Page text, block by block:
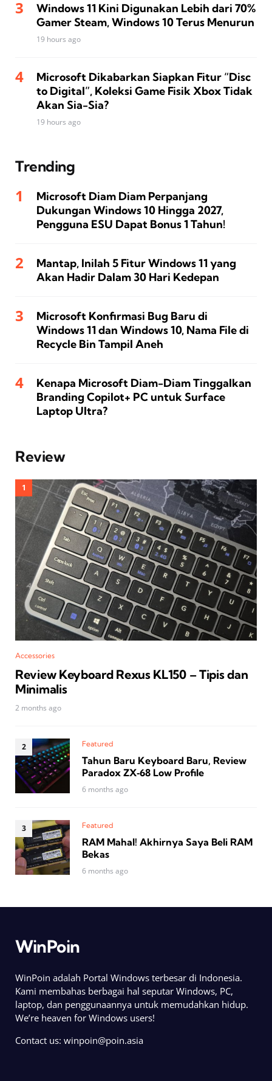
Windows 11 Kini Digunakan Lebih dari 70%
Gamer Steam, Windows 10 Terus Menurun
19 hours ago
Microsoft Dikabarkan Siapkan Fitur “Disc
to Digital”, Koleksi Game Fisik Xbox Tidak
Akan Sia-Sia?
19 hours ago
Trending
Microsoft Diam Diam Perpanjang
Dukungan Windows 10 Hingga 2027,
Pengguna ESU Dapat Bonus 1 Tahun!
Mantap, Inilah 5 Fitur Windows 11 yang
Akan Hadir Dalam 30 Hari Kedepan
Microsoft Konfirmasi Bug Baru di
Windows 11 dan Windows 10, Nama File di
Recycle Bin Tampil Aneh
Kenapa Microsoft Diam-Diam Tinggalkan
Branding Copilot+ PC untuk Surface
Laptop Ultra?
Review
Accessories
Review Keyboard Rexus KL150 – Tipis dan
Minimalis
2 months ago
Featured
Tahun Baru Keyboard Baru, Review
Paradox ZX‑68 Low Profile
6 months ago
Featured
RAM Mahal! Akhirnya Saya Beli RAM
Bekas
6 months ago
WinPoin
WinPoin adalah Portal Windows terbesar di Indonesia.
Kami membahas berbagai hal seputar Windows, PC,
laptop, dan penggunaannya untuk memudahkan hidup.
We’re heaven for Windows users!
Contact us: winpoin@poin.asia